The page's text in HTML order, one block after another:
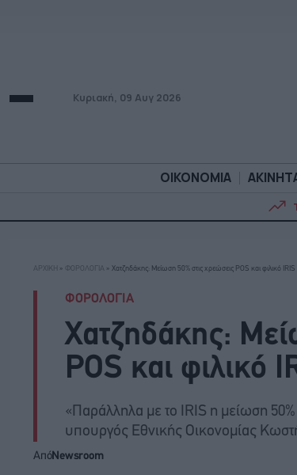
Κυριακή, 09 Αυγ 2026
ΟΙΚΟΝΟΜΙΑ
ΟΙΚΟΝΟΜΙΑ
ΑΡΧΙΚΗ » ΦΟΡΟΛΟΓΙΑ » Χατζηδάκης: Μείωση 50% στις χρεώσεις POS και φιλικό IRIS
ΦΟΡΟΛΟΓΙΑ
Χατζηδάκης:
POS και φιλικό
«Παράλληλα με το IRIS η μείωση
υπουργός Εθνικής Οικονομίας
ΑπόNewsroom